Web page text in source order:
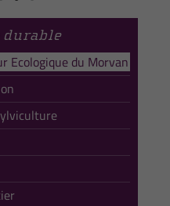
durable
Ecologique du Morvan